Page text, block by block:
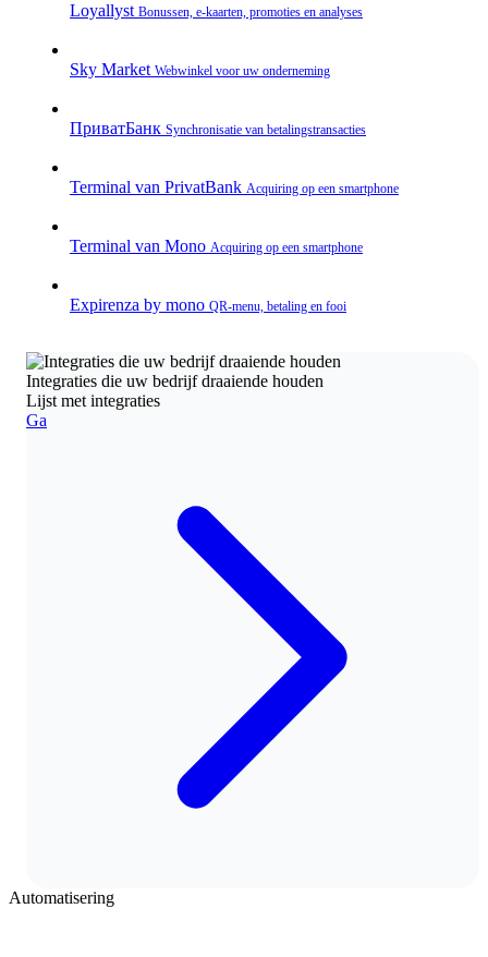
Loyallyst Bonussen, e‑kaarten, promoties en analyses
Sky Market Webwinkel voor uw onderneming
ПриватБанк Synchronisatie van betalingstransacties
Terminal van PrivatBank Acquiring op een smartphone
Terminal van Mono Acquiring op een smartphone
Expirenza by mono QR‑menu, betaling en fooi
Integraties die uw bedrijf draaiende houden
Lijst met integraties
Ga
Automatisering